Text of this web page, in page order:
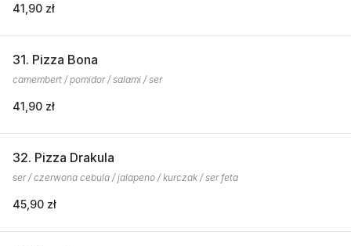
41,90 zł
31. Pizza Bona
camembert / pomidor / salami / ser
41,90 zł
32. Pizza Drakula
ser / czerwona cebula / jalapeno / kurczak / ser feta
45,90 zł